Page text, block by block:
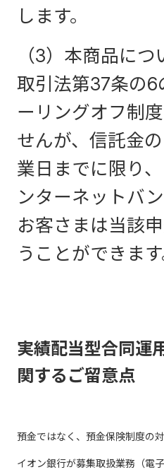
します。
（3）本商品に
取引法第37条の6
ーリングオフ制
せんが、信託金
業日までに限り
ンターネットバ
お客さまは当該
うことができます
実績配当型合同運
関するご留意点
預金ではなく、預金保険制度の
イオン銀行が募集取扱業務（電